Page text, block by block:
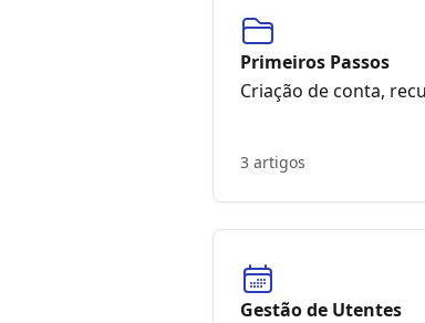
Primeiros Passos
Criação de conta,
3 artigos
Gestão de Utentes